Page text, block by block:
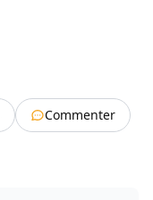
Commenter